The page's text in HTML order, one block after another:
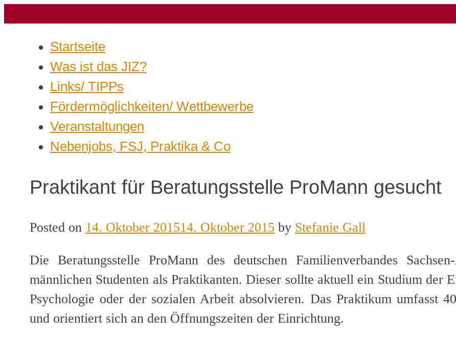
Startseite
Was ist das JIZ?
Links/ TIPPs
Fördermöglichkeiten/ Wettbewerbe
Veranstaltungen
Nebenjobs, FSJ, Praktika & Co
Praktikant für Beratungsstelle ProMann gesucht
Posted on 14. Oktober 201514. Oktober 2015 by Stefanie Gall
Die Beratungsstelle ProMann des deutschen Familienverbandes
männlichen Studenten als Praktikanten. Dieser sollte aktuell ein Studium der
Psychologie oder der sozialen Arbeit absolvieren. Das Praktikum umfasst
und orientiert sich an den Öffnungszeiten der Einrichtung.